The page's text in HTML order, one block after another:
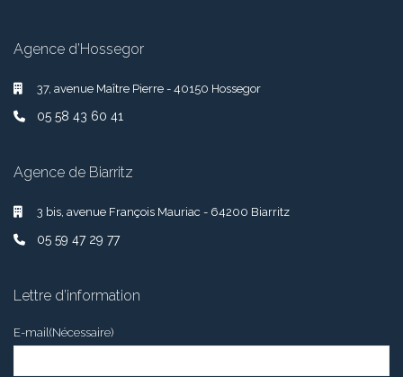
Agence d’Hossegor
37, avenue Maître Pierre - 40150 Hossegor
05 58 43 60 41
Agence de Biarritz
3 bis, avenue François Mauriac - 64200 Biarritz
05 59 47 29 77
Lettre d’information
E-mail(Nécessaire)